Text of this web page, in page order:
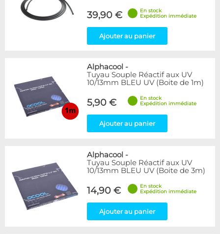
39,90 €
En stock
Expédition immédiate
Ajouter au panier
Alphacool -
Tuyau Souple Réactif aux UV
10/13mm BLEU UV (Boite de 1m)
5,90 €
En stock
Expédition immédiate
Ajouter au panier
Alphacool -
Tuyau Souple Réactif aux UV
10/13mm BLEU UV (Boite de 3m)
14,90 €
En stock
Expédition immédiate
Ajouter au panier